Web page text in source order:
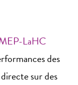
LaHC
des
sur des